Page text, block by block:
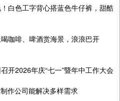
白色工字背心搭蓝色牛仔裤，甜酷
咖啡、啤酒赏海景，浪浪巴开
开2026年庆“七一”暨年中工作大会
作公司能解决多样需求